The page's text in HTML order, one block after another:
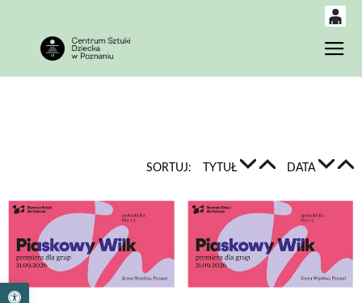
Otwórz pasek narzędzi
SORTUJ: TYTUŁ DATA